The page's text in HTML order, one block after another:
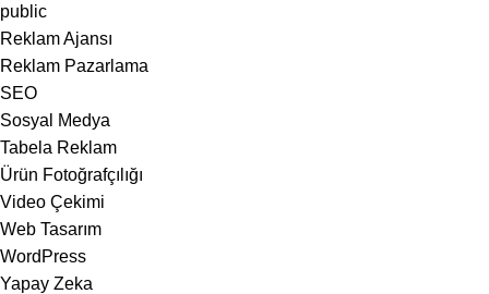
public
Reklam Ajansı
Reklam Pazarlama
SEO
Sosyal Medya
Tabela Reklam
Ürün Fotoğrafçılığı
Video Çekimi
Web Tasarım
WordPress
Yapay Zeka